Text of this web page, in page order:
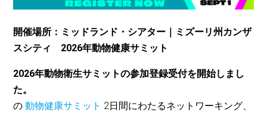
開催場所：ミッドランド・シアター｜ミズーリ州カンザ
スシティ 2026年動物健康サミット
2026年動物衛生サミットの参加登録受付を開始しまし
た。
の動物健康サミット 2日間にわたるネットワーキング、